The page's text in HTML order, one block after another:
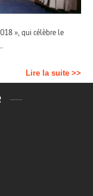
», qui célèbre le
Lire la suite >>